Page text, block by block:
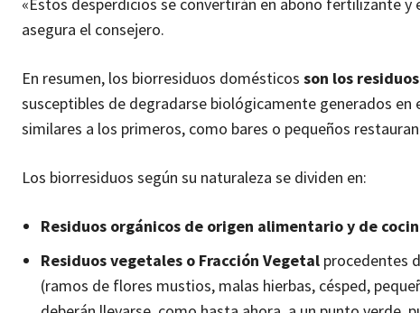
asegura el consejero.
En resumen, los biorresiduos domésticos son los
susceptibles de degradarse biológicamente generados
similares a los primeros, como bares o pequeños
Los biorresiduos según su naturaleza se dividen en:
Residuos orgánicos de origen alimentario y de
Residuos vegetales o Fracción Vegetal procedentes
(ramos de flores mustios, malas hierbas, césped,